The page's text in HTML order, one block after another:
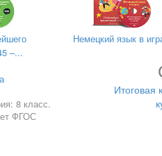
–...
Немецкий язык в
8 класс.
ФГОС
Итоговая